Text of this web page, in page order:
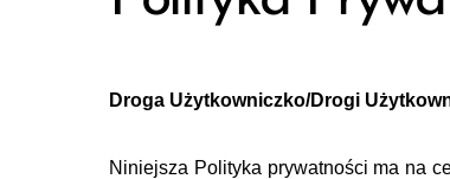
Droga Użytkowniczko/Drogi
Niniejsza Polityka prywatności ma na